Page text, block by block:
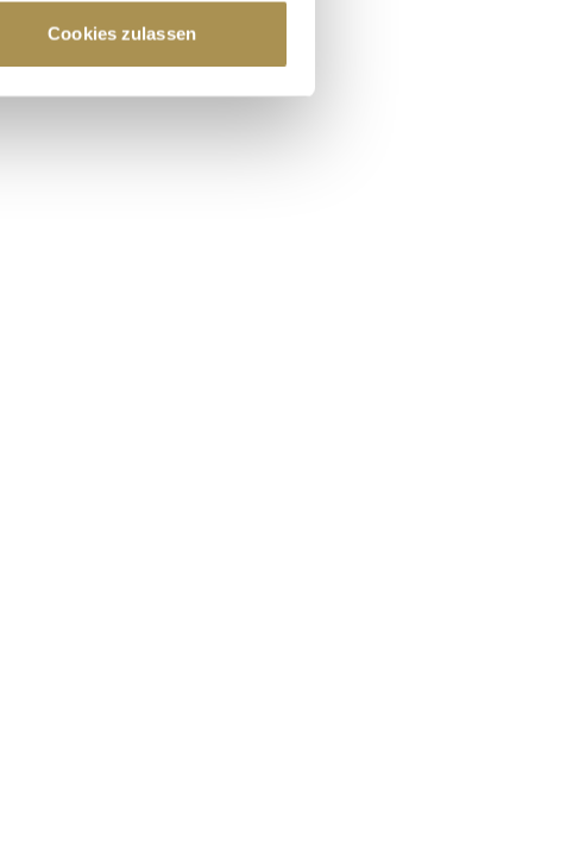
Ihre Präferenzen im
Medien anbieten zu können
Ihrer Verwendung unserer
führen diese Informationen
sie im Rahmen Ihrer Nutzung
Cookies zulassen